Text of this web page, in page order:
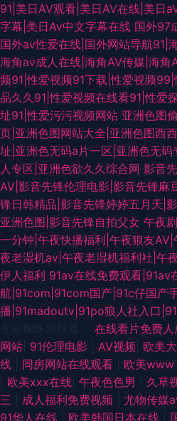
91|美日AV观看|美日AV在线|美日
字幕|美日Av中文字幕在线 国外97
国外av性爱在线|国外网站导航91|
海角av成人在线|海角AV传媒|海角
频91|性爱视频91下载|性爱视频
品久久91|性爱视频在线看91|性爱
址91|性爱污污视频网站 亚洲色图
页|亚洲色图网站大全|亚洲色图西
址|亚洲色无码a片一区|亚洲色无
人专区|亚洲色欲久久综合网 影音
AV|影音先锋伦理电影|影音先锋麻
锋日韩精品|影音先锋婷婷五月天|
亚洲色图|影音先锋自拍父女 午夜
一分钟|午夜快播福利|午夜狼友
夜老湿机av|午夜老湿机福利社|午
伊人福利 91av在线免费观看|91av
航|91com|91com国产|91c仔国产
播|91madoutv|91po狼人社入口
在线看片免费人
网站 91伦理电影 AⅤ视频 欧美
线
同房网站在线观看 欧美www
欧美xxx在线 午夜色色男 久草
三
成人福利免费视频 尤物传媒
91华人在线
欧美韩国日本在线